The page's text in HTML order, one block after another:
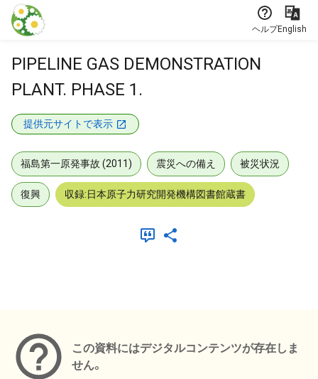
本文に飛ぶ
ヘルプEnglish
PIPELINE GAS DEMONSTRATION
PLANT. PHASE 1.
提供元サイトで表示
福島第一原発事故 (2011) 震災への備え 被災状況
復興 収録:日本原子力研究開発機構図書館蔵書
この資料にはデジタルコンテンツが存在しま
せん。